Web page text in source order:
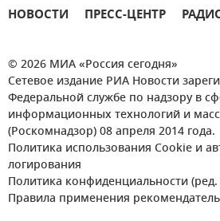
НОВОСТИ ПРЕСС-ЦЕНТР
© 2026 МИА «Россия сегодня»
Сетевое издание РИА Новости
Федеральной службе по надзору в
информационных технологий и
(Роскомнадзор) 08 апреля 2014 года.
Политика использования Cookie и
логирования
Политика конфиденциальности (ред.
Правила применения